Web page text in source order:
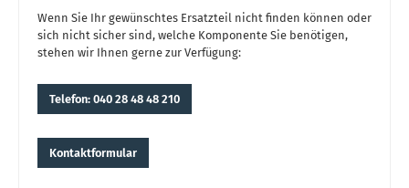
Wenn Sie Ihr gewünschtes Ersatzteil nicht finden können oder
sich nicht sicher sind, welche Komponente Sie benötigen,
stehen wir Ihnen gerne zur Verfügung:
Telefon: 040 28 48 48 210
Kontaktformular